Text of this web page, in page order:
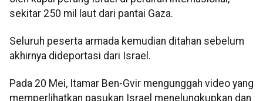
sekitar 250 mil laut dari pantai Gaza.
Seluruh peserta armada kemudian ditahan sebelum
akhirnya dideportasi dari Israel.
Pada 20 Mei, Itamar Ben-Gvir mengunggah video yang
memperlihatkan pasukan Israel menelungkupkan dan